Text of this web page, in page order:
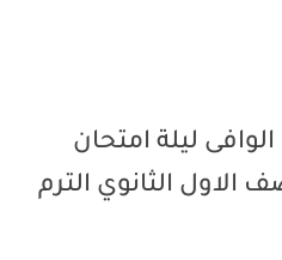
ليلة امتحان
الاول الثانوي الترم